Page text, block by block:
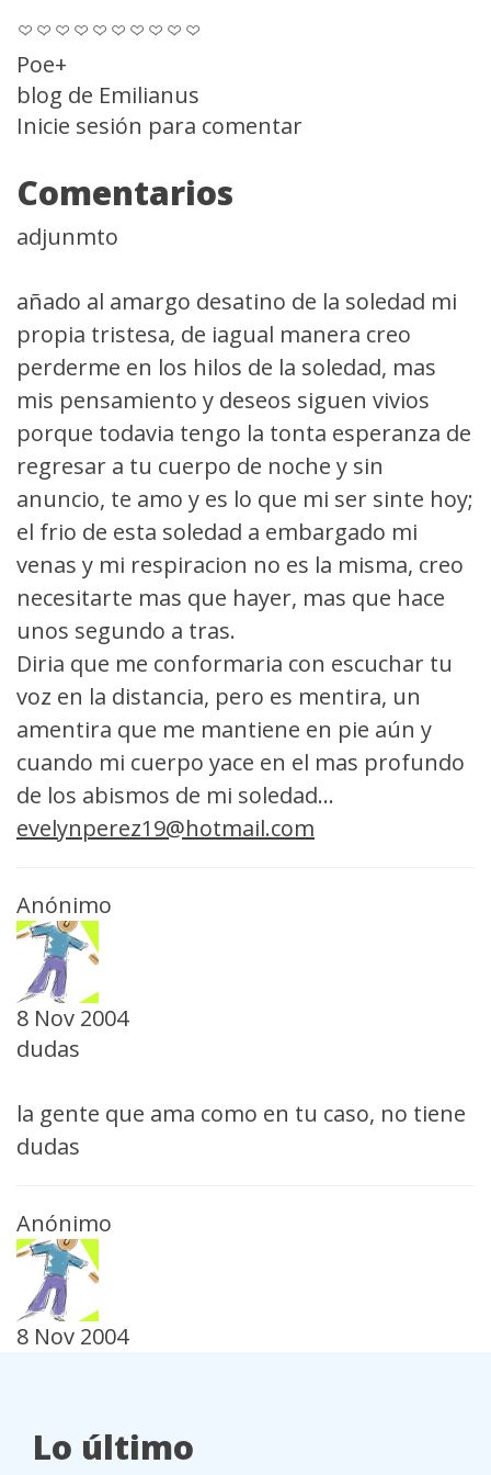
Poe+
blog de Emilianus
Inicie sesión para comentar
Comentarios
adjunmto
añado al amargo desatino de la soledad mi
propia tristesa, de iagual manera creo
perderme en los hilos de la soledad, mas
mis pensamiento y deseos siguen vivios
porque todavia tengo la tonta esperanza de
regresar a tu cuerpo de noche y sin
anuncio, te amo y es lo que mi ser sinte hoy;
el frio de esta soledad a embargado mi
venas y mi respiracion no es la misma, creo
necesitarte mas que hayer, mas que hace
unos segundo a tras.
Diria que me conformaria con escuchar tu
voz en la distancia, pero es mentira, un
amentira que me mantiene en pie aún y
cuando mi cuerpo yace en el mas profundo
de los abismos de mi soledad...
evelynperez19@hotmail.com
Anónimo
8 Nov 2004
dudas
la gente que ama como en tu caso, no tiene
dudas
Anónimo
8 Nov 2004
Lo último